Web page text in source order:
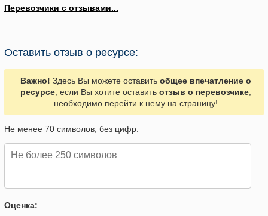
Перевозчики с отзывами...
Оставить отзыв о ресурсе:
Важно! Здесь Вы можете оставить общее впечатление о
ресурсе, если Вы хотите оставить отзыв о перевозчике,
необходимо перейти к нему на страницу!
Не менее 70 символов, без цифр:
Оценка: